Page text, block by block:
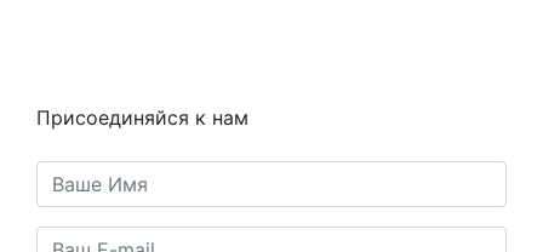
Присоединяйся к нам